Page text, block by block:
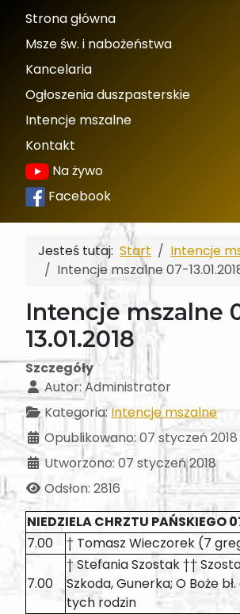
Strona główna
Msze św. i nabożeństwa
Kancelaria
Ogłoszenia duszpasterskie
Intencje mszalne
Kontakt
Na żywo
Facebook
Jesteś tutaj: Start
Intencje
Intencje mszalne 07-
Intencje mszalne
13.01.2018
Szczegóły
Autor: Administrator
Kategoria:Intencje mszalne
Opublikowano: 07 styczeń 2018
Utworzono: 07 styczeń 2018
Odsłon: 2816
NIEDZIELA CHRZTU PAŃSKIEGO
7.00
† Tomasz Wieczorek (7
7.00
† Stefania Szostak ††
Szkoda, Gunerka; O Boże
tych rodzin